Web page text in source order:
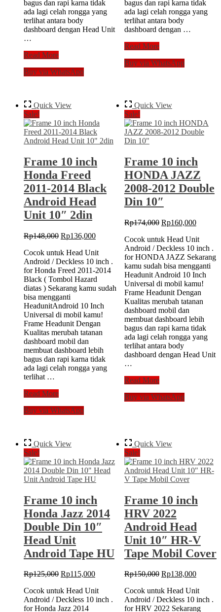
bagus dan rapi karna tidak
ada lagi celah rongga yang
terlihat antara body
dashboard dengan Head Unit
…
Frame
inch
2008-
2011
Double
Din
Head
Unit
Tape
Read More
Buy via WhatsApp
bagus dan rapi karna tidak
ada lagi celah rongga yang
terlihat antara body
dashboard dengan …
Frame
inch
Double
Din
10″
Head
Unit
Android
Read More
Buy via WhatsApp
Quick View
Sale!
Frame 10 inch
Honda Freed
2011-2014 Black
Android Head
Unit 10″ 2din
Rp148,000 Original
was:
Rp148,000.
Rp136,000Current
is:
Rp136,000.
Cocok untuk Head Unit
Android / Deckless 10 inch .
for Honda Freed 2011-2014
Black ( Tombol Hazard
diatas ) Sekarang kamu sudah
bisa mengganti
HeadunitAndroid 10 Inch
Universal di mobil kamu!
Frame Headunit Dengan
Kualitas merubah tatanan
dashboard mobil dan
membuat dashboard lebih
bagus dan rapi karna tidak
ada lagi celah rongga yang
terlihat …
Frame
inch
2011-
2014
Black
Android
Head
Unit
2din
Read More
Buy via WhatsApp
Quick View
Sale!
Frame 10 inch
HONDA JAZZ
2008-2012 Double
Din 10″
Rp174,000 Original
was:
Rp174,000.
Rp160,000Current
is:
Cocok untuk Head Unit
Android / Deckless 10 inch .
for HONDA JAZZ Sekarang
kamu sudah bisa mengganti
Headunit Android 10 Inch
Universal di mobil kamu!
Frame Headunit Dengan
Kualitas merubah tatanan
dashboard mobil dan
membuat dashboard lebih
bagus dan rapi karna tidak
ada lagi celah rongga yang
terlihat antara body
dashboard dengan Head Unit
…
Frame
inch
Double
Din
10″
Read More
Buy via WhatsApp
Quick View
Sale!
Frame 10 inch
Honda Jazz 2014
Double Din 10″
Head Unit
Android Tape HU
Rp125,000 Original
was:
Rp125,000.
Rp115,000Current
is:
Rp115,000.
Cocok untuk Head Unit
Android / Deckless 10 inch .
for Honda Jazz 2014
Quick View
Sale!
Frame 10 inch
HRV 2022
Android Head
Unit 10″ HR-V
Tape Mobil Cover
Rp150,000 Original
was:
Rp150,000.
Rp138,000Current
is:
Cocok untuk Head Unit
Android / Deckless 10 inch .
for HRV 2022 Sekarang